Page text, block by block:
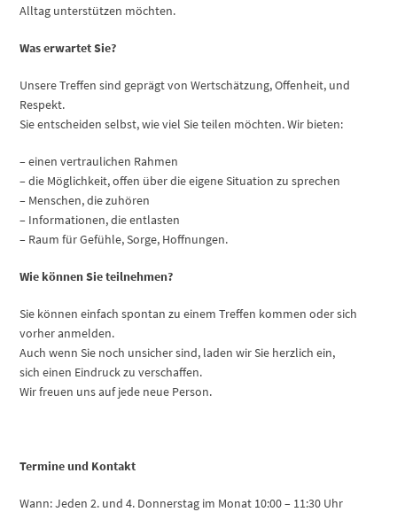
Alltag unterstützen möchten.
Was erwartet Sie?
Unsere Treffen sind geprägt von Wertschätzung, Offenheit, und
Respekt.
Sie entscheiden selbst, wie viel Sie teilen möchten. Wir bieten:
– einen vertraulichen Rahmen
– die Möglichkeit, offen über die eigene Situation zu sprechen
– Menschen, die zuhören
– Informationen, die entlasten
– Raum für Gefühle, Sorge, Hoffnungen.
Wie können Sie teilnehmen?
Sie können einfach spontan zu einem Treffen kommen oder sich
vorher anmelden.
Auch wenn Sie noch unsicher sind, laden wir Sie herzlich ein,
sich einen Eindruck zu verschaffen.
Wir freuen uns auf jede neue Person.
Termine und Kontakt
Wann: Jeden 2. und 4. Donnerstag im Monat 10:00 – 11:30 Uhr